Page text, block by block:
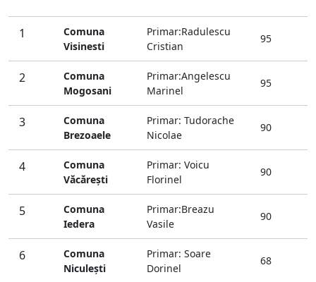
1
Comuna
Visinesti
Primar:Radulescu
Cristian
95
2
Comuna
Mogosani
Primar:Angelescu
Marinel
95
3
Comuna
Brezoaele
Primar: Tudorache
Nicolae
90
4
Comuna
Văcăreşti
Primar: Voicu
Florinel
90
5
Comuna
Iedera
Primar:Breazu
Vasile
90
6
Comuna
Niculeşti
Primar: Soare
Dorinel
68